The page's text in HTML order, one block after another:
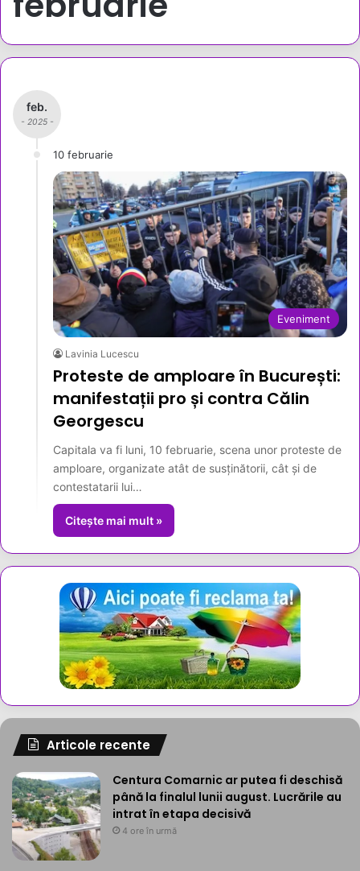
feb.
- 2025 -
10 februarie
Eveniment
Lavinia Lucescu
Proteste de amploare în București:
manifestații pro și contra Călin
Georgescu
Capitala va fi luni, 10 februarie, scena unor proteste de
amploare, organizate atât de susținătorii, cât și de
contestatarii lui…
Citește mai mult »
Articole recente
Centura Comarnic ar putea fi deschisă
până la finalul lunii august. Lucrările au
intrat în etapa decisivă
4 ore în urmă